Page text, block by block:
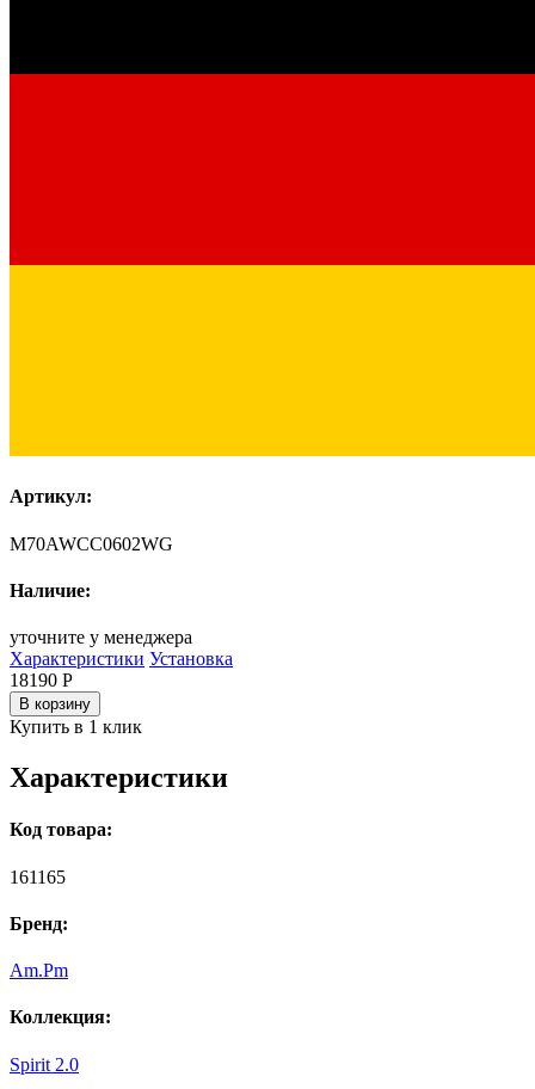
Артикул:
M70AWCC0602WG
Наличие:
уточните у менеджера
Характеристики Установка
18190 Р
В корзину
Купить в 1 клик
Характеристики
Код товара:
161165
Бренд:
Am.Pm
Коллекция:
Spirit 2.0